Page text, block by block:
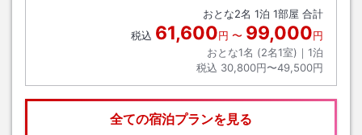
おとな2名 1泊 1部屋 合計
税込 61,600円 〜 99,000円
おとな1名 (2名1室)｜ 1泊
税込 30,800円〜49,500円
全ての宿泊プランを見る